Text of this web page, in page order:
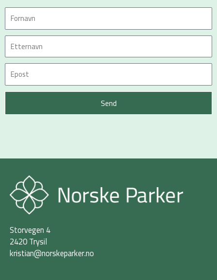
Send
Storvegen 4
2420 Trysil
kristian@norskeparker.no